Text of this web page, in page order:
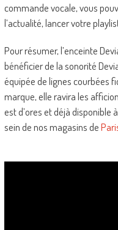
commande vocale, vous
l’actualité, lancer votre
Pour résumer, l’enceinte
bénéficier de la sonorité
équipée de lignes courbées
marque, elle ravira les
est d’ores et déjà disponible
sein de nos magasins de